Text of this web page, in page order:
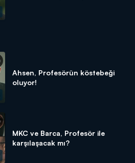
Ahsen, Profesörün köstebeği
oluyor!
MKC ve Barca, Profesör ile
karşılaşacak mı?